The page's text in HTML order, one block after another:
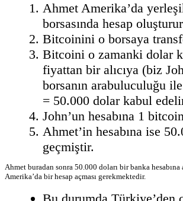
Ahmet Amerika’da
borsasında hesap
Bitcoinini o borsaya
Bitcoini o zamanki dolar
fiyattan bir alıcıya (biz
borsanın arabuluculuğu
= 50.000 dolar kabul
John’un hesabına 1
Ahmet’in hesabına ise
geçmiştir.
Ahmet buradan sonra 50.000 doları bir banka
Amerika’da bir hesap açması gerekmektedir.